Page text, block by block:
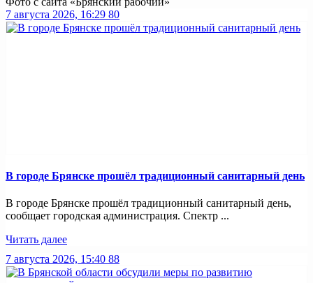
7 августа 2026, 16:29 80
В городе Брянске прошёл традиционный санитарный день
В городе Брянске прошёл традиционный санитарный день,
сообщает городская администрация. Спектр ...
Читать далее
7 августа 2026, 15:40 88